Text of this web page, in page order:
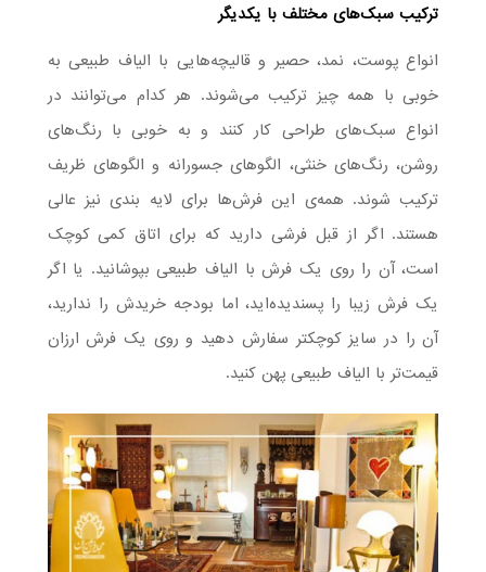
ترکیب سبک‌های مختلف با یکدیگر
انواع پوست، نمد، حصیر و قالیچه‌هایی با الیاف طبیعی به
خوبی با همه چیز ترکیب می‌شوند. هر کدام می‌توانند در
انواع سبک‌های طراحی کار کنند و به خوبی با رنگ‌های
روشن، رنگ‌های خنثی، الگوهای جسورانه و الگوهای ظریف
ترکیب شوند. همه‌ی این فرش‌ها برای لایه بندی نیز عالی
هستند. اگر از قبل فرشی دارید که برای اتاق کمی کوچک
است، آن را روی یک فرش با الیاف طبیعی بپوشانید. یا اگر
یک فرش زیبا را پسندیده‌اید، اما بودجه خریدش را ندارید،
آن را در سایز کوچکتر سفارش دهید و روی یک فرش ارزان
قیمت‌تر با الیاف طبیعی پهن کنید.